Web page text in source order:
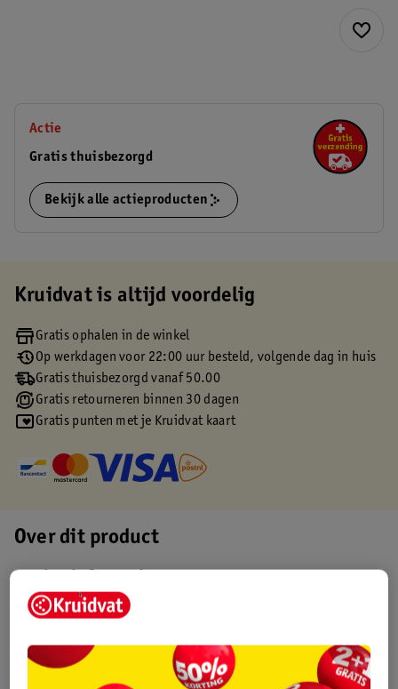
Actie
Gratis thuisbezorgd
Bekijk alle actieproducten
Kruidvat is altijd voordelig
Gratis ophalen in de winkel
Op werkdagen voor 22:00 uur besteld, volgende dag in huis
Gratis thuisbezorgd vanaf 50.00
Gratis retourneren binnen 30 dagen
Gratis punten met je Kruidvat kaart
Over dit product
Nature Impact Score